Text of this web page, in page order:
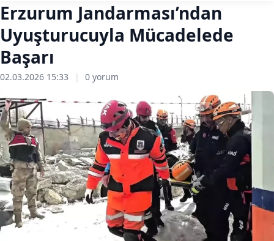
Erzurum Jandarması’ndan
Uyuşturucuyla Mücadelede
Başarı
02.03.2026 15:33 | 0 yorum